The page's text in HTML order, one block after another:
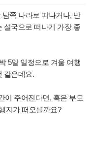
쪽 나라로 떠나거나, 반
설국으로 떠나기 가장 좋
5일 일정으로 겨울 여행
같은데요.
이 주어진다면, 혹은 부모
지가 떠오를까요?